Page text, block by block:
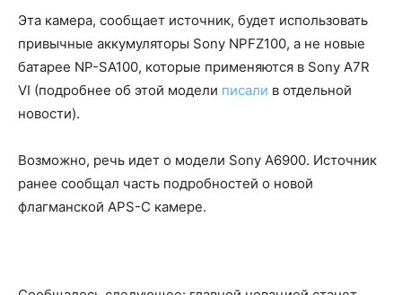
Эта камера, сообщает источник, будет использовать
привычные аккумуляторы Sony NPFZ100, а не новые
батарее NP-SA100, которые применяются в Sony A7R
VI (подробнее об этой модели писали в отдельной
новости).
Возможно, речь идет о модели Sony A6900. Источник
ранее сообщал часть подробностей о новой
флагманской APS-C камере.